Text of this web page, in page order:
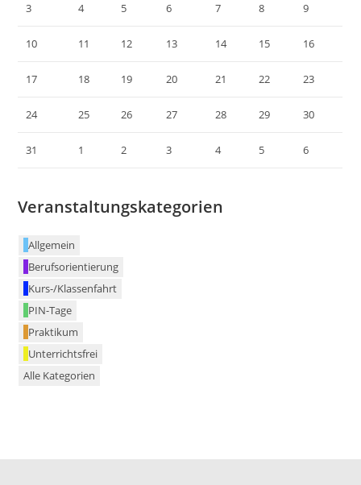
3 4 5 6 7 8 9
10 11 12 13 14 15 16
17 18 19 20 21 22 23
24 25 26 27 28 29 30
31 1 2 3 4 5 6
Veranstaltungskategorien
Allgemein
Berufsorientierung
Kurs-/Klassenfahrt
PIN-Tage
Praktikum
Unterrichtsfrei
Alle Kategorien